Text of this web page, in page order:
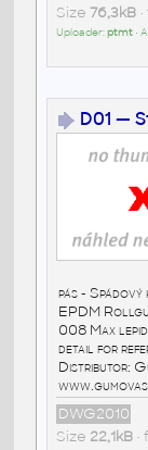
Size 76,3kB•
Uploader:ptmt•
D01 —
pás -
EPDM
008 Max
detail for
Distributor:
DWG2010
Size 22,1kB•